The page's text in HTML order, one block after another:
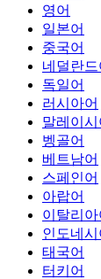
영어
일본어
중국어
네덜란드
독일어
러시아어
말레이시
벵골어
베트남어
스페인어
아랍어
이탈리아
인도네시
태국어
터키어